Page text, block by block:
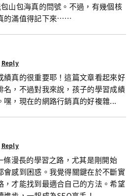
山包海真的問號。不過，有幾個核
的滿值得記下來……
Reply
績真的很重要耶！這篇文章看起來好
名，不過對我來說，孩子的學習成績
嘿，現在的網路行銷真的好複雜...
Reply
條漫長的學習之路，尤其是剛開始
會感到困惑。我覺得關鍵在於不斷實
，才能找到最適合自己的方法。希望